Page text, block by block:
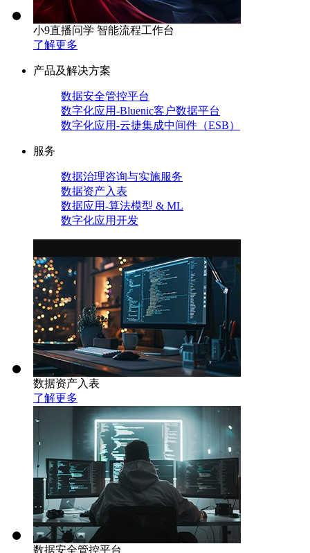
小9直播问学 智能流程工作台
了解更多
产品及解决方案
数据安全管控平台
数字化应用-Bluenic客户数据平台
数字化应用-云捷集成中间件（ESB）
服务
数据治理咨询与实施服务
数据资产入表
数据应用-算法模型 & ML
数字化应用开发
数据资产入表
了解更多
数据安全管控平台